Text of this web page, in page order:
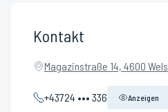
Kontakt
Magazinstraße 14, 4600 Wels
+43724 ••• 336 Anzeigen